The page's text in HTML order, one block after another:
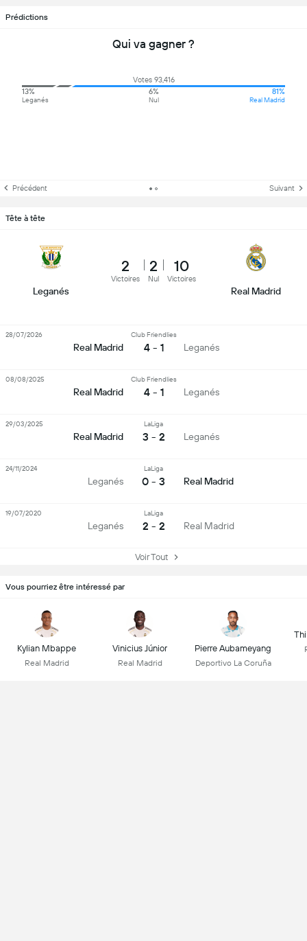
Prédictions
Qui va gagner ?
Votes 93,416
13%
Leganés
6%
Nul
81%
Real Madrid
Précédent Suivant
Tête à tête
Leganés
2
Victoires
2
Nul
10
Victoires
Real Madrid
Real Madrid
Club Friendlies
4 - 1 Leganés
28/07/2026
Real Madrid
Club Friendlies
4 - 1 Leganés
08/08/2025
Real Madrid
LaLiga
3 - 2 Leganés
29/03/2025
Leganés
LaLiga
0 - 3 Real Madrid
24/11/2024
Leganés
LaLiga
2 - 2 Real Madrid
19/07/2020
Voir Tout
Vous pourriez être intéressé par
Kylian Mbappe
Real Madrid
Vinicius Júnior
Real Madrid
Pierre Aubameyang
Deportivo La Coruña